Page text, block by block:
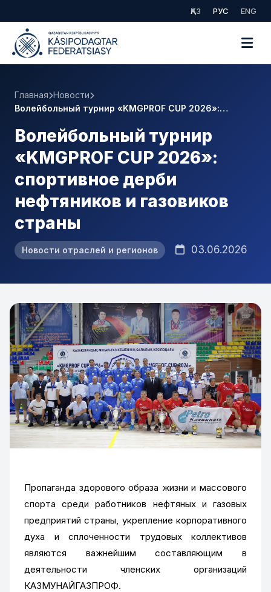
ҚАЗ РУС ENG
Главная Новости
Волейбольный турнир «KMGPROF CUP 2026»:…
Волейбольный турнир
«KMGPROF CUP 2026»:
спортивное дерби
нефтяников и газовиков
страны
Новости отраслей и регионов 03.06.2026
Пропаганда здорового образа жизни и массового
спорта среди работников нефтяных и газовых
предприятий страны, укрепление корпоративного
духа и сплоченности трудовых коллективов
являются важнейшим составляющим в
деятельности членских организаций
КАЗМУНАЙГАЗПРОФ.